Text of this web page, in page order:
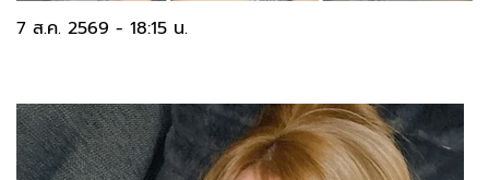
7 ส.ค. 2569 - 18:15 น.